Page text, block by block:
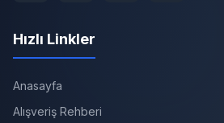
Hızlı Linkler
Anasayfa
Alışveriş Rehberi